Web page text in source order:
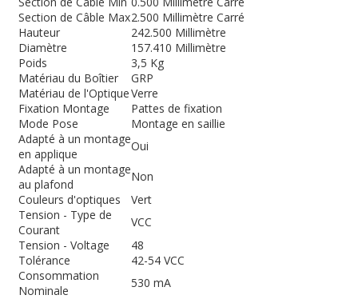
Section de Câble Max2.500 Millimètre Carré
Hauteur
242.500 Millimètre
Diamètre
157.410 Millimètre
Poids
3,5 Kg
Matériau du Boîtier
GRP
Matériau de l'OptiqueVerre
Fixation Montage
Pattes de fixation
Mode Pose
Montage en saillie
Adapté à un montage
en applique
Oui
Adapté à un montage
au plafond
Non
Couleurs d'optiques
Vert
Tension - Type de
Courant
VCC
Tension - Voltage
48
Tolérance
42-54 VCC
Consommation
Nominale
530 mA